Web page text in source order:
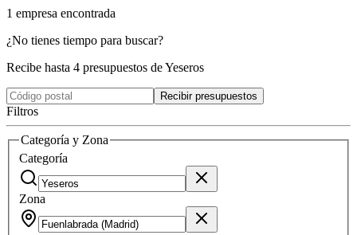
1 empresa encontrada
¿No tienes tiempo para buscar?
Recibe hasta 4 presupuestos de Yeseros
Recibir presupuestos
Filtros
Categoría y Zona
Categoría
Zona